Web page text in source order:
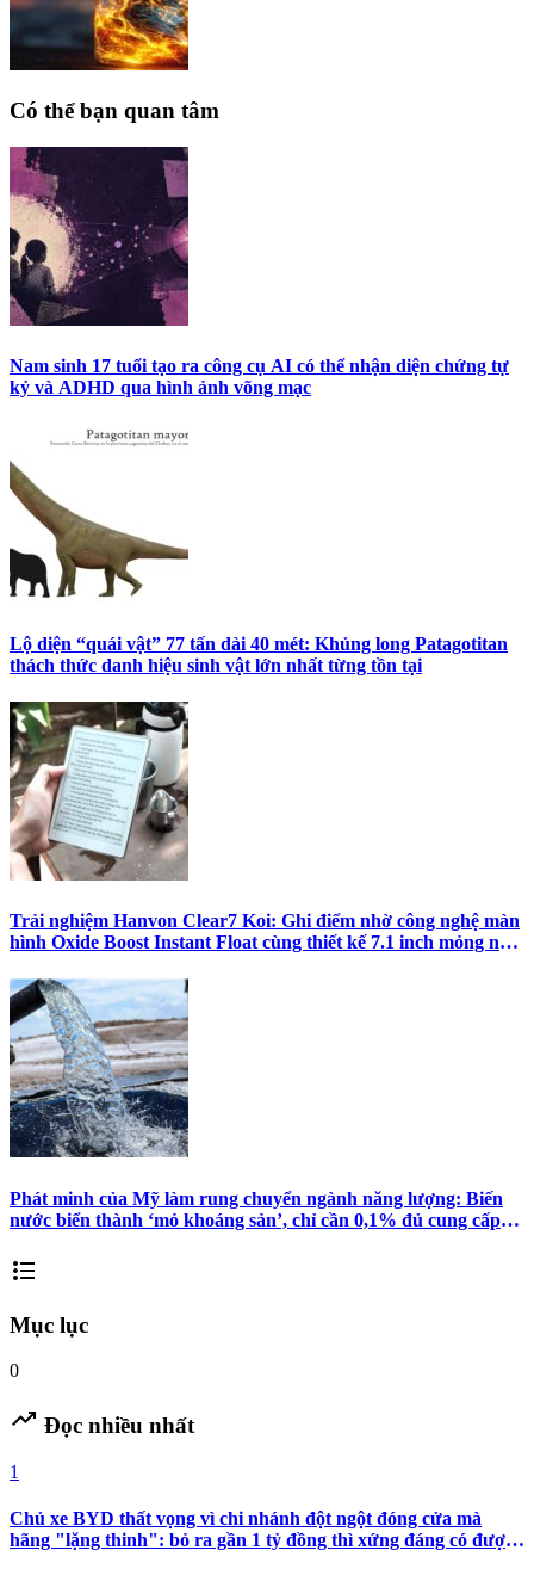
Có thể bạn quan tâm
Nam sinh 17 tuổi tạo ra công cụ AI có thể nhận diện chứng tự
kỷ và ADHD qua hình ảnh võng mạc
Lộ diện “quái vật” 77 tấn dài 40 mét: Khủng long Patagotitan
thách thức danh hiệu sinh vật lớn nhất từng tồn tại
Trải nghiệm Hanvon Clear7 Koi: Ghi điểm nhờ công nghệ màn
hình Oxide Boost Instant Float cùng thiết kế 7.1 inch mỏng nhẹ
Phát minh của Mỹ làm rung chuyển ngành năng lượng: Biến
nước biển thành ‘mỏ khoáng sản’, chỉ cần 0,1% đủ cung cấp
format_list_bulleted
Mục lục
0
trending_up Đọc nhiều nhất
1
Chủ xe BYD thất vọng vì chi nhánh đột ngột đóng cửa mà
hãng "lặng thinh": bỏ ra gần 1 tỷ đồng thì xứng đáng có được